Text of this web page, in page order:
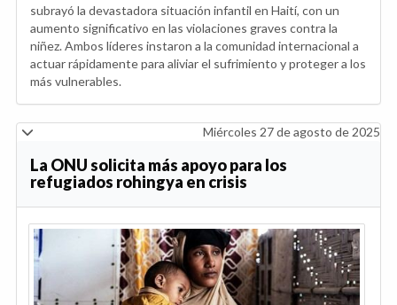
subrayó la devastadora situación infantil en Haití, con un
aumento significativo en las violaciones graves contra la
niñez. Ambos líderes instaron a la comunidad internacional a
actuar rápidamente para aliviar el sufrimiento y proteger a los
más vulnerables.
Miércoles 27 de agosto de 2025
La ONU solicita más apoyo para los
refugiados rohingya en crisis